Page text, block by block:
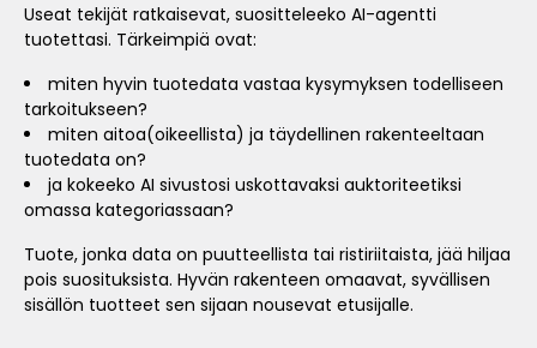
Useat tekijät ratkaisevat, suositteleeko AI-agentti
tuotettasi. Tärkeimpiä ovat:
miten hyvin tuotedata vastaa kysymyksen todelliseen
tarkoitukseen?
miten aitoa(oikeellista) ja täydellinen rakenteeltaan
tuotedata on?
ja kokeeko AI sivustosi uskottavaksi auktoriteetiksi
omassa kategoriassaan?
Tuote, jonka data on puutteellista tai ristiriitaista, jää hiljaa
pois suosituksista. Hyvän rakenteen omaavat, syvällisen
sisällön tuotteet sen sijaan nousevat etusijalle.